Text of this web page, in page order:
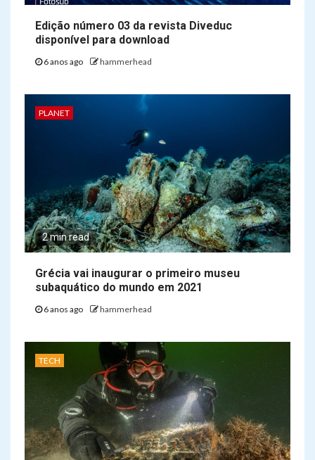
Edição número 03 da revista Diveduc
disponível para download
6 anos ago hammerhead
PLANET
2 min read
Grécia vai inaugurar o primeiro museu
subaquático do mundo em 2021
6 anos ago hammerhead
TECH